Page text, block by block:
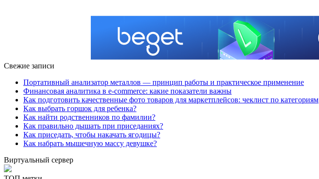
Свежие записи
Портативный анализатор металлов — принцип работы и практическое применение
Финансовая аналитика в e-commerce: какие показатели важны
Как подготовить качественные фото товаров для маркетплейсов: чеклист по категориям
Как выбрать горшок для ребенка?
Как найти родственников по фамилии?
Как правильно дышать при приседаниях?
Как приседать, чтобы накачать ягодицы?
Как набрать мышечную массу девушке?
Виртуальный сервер